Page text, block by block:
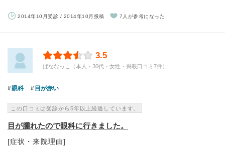
2014年10月受診 / 2014年10月投稿 7人が参考になった
3.5
ばななっこ（本人・30代・女性・掲載口コミ7件）
眼科 目が赤い
この口コミは受診から5年以上経過しています。
目が腫れたので眼科に行きました。
[症状・来院理由]